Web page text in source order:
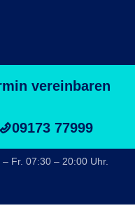
vereinbaren
09173 77999
– Fr. 07:30 – 20:00 Uhr.